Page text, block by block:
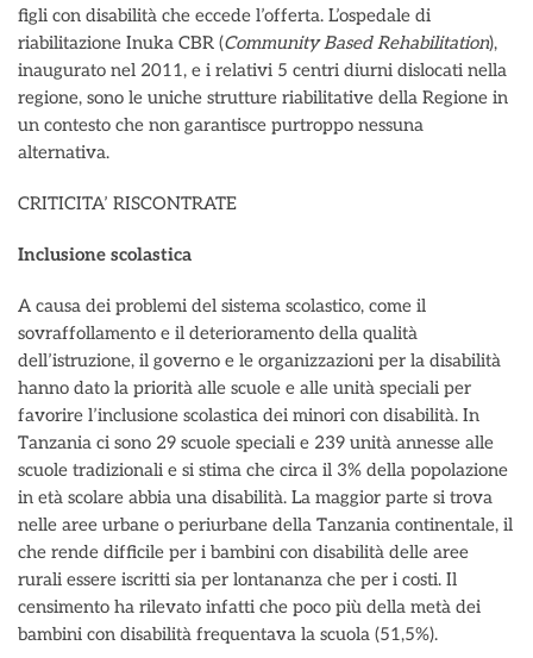
figli con disabilità che eccede l’offerta. L’ospedale di
riabilitazione Inuka CBR (Community Based Rehabilitation),
inaugurato nel 2011, e i relativi 5 centri diurni dislocati nella
regione, sono le uniche strutture riabilitative della Regione in
un contesto che non garantisce purtroppo nessuna
alternativa.
CRITICITA’ RISCONTRATE
Inclusione scolastica
A causa dei problemi del sistema scolastico, come il
sovraffollamento e il deterioramento della qualità
dell’istruzione, il governo e le organizzazioni per la disabilità
hanno dato la priorità alle scuole e alle unità speciali per
favorire l’inclusione scolastica dei minori con disabilità. In
Tanzania ci sono 29 scuole speciali e 239 unità annesse alle
scuole tradizionali e si stima che circa il 3% della popolazione
in età scolare abbia una disabilità. La maggior parte si trova
nelle aree urbane o periurbane della Tanzania continentale, il
che rende difficile per i bambini con disabilità delle aree
rurali essere iscritti sia per lontananza che per i costi. Il
censimento ha rilevato infatti che poco più della metà dei
bambini con disabilità frequentava la scuola (51,5%).